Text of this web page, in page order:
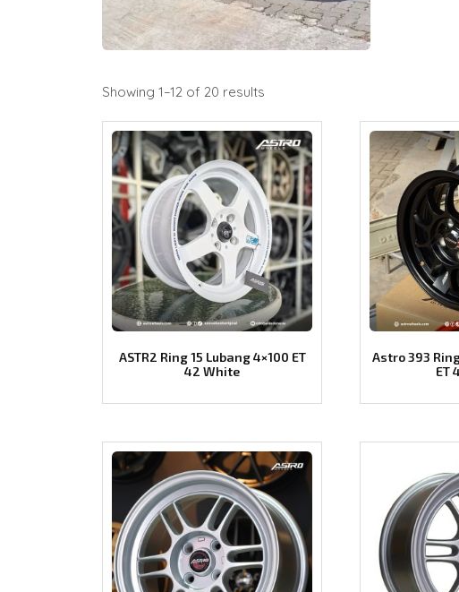
Showing 1–12 of 20 results
ASTR2 Ring 15 Lubang 4×100 ET
42 White
Astro 393
ET